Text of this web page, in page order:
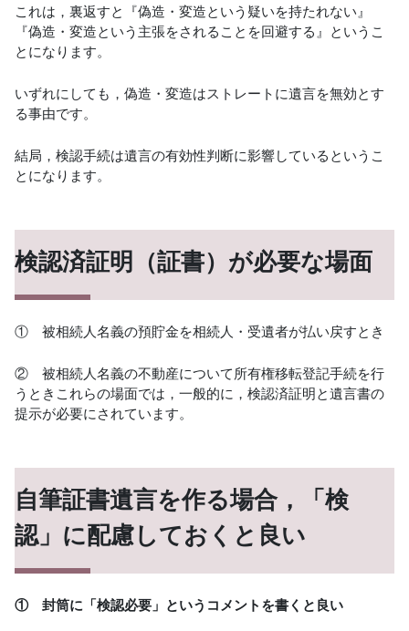
これは，裏返すと『偽造・変造という疑いを持たれない』
『偽造・変造という主張をされることを回避する』というこ
とになります。
いずれにしても，偽造・変造はストレートに遺言を無効とす
る事由です。
結局，検認手続は遺言の有効性判断に影響しているというこ
とになります。
検認済証明（証書）が必要な場面
① 被相続人名義の預貯金を相続人・受遺者が払い戻すとき
② 被相続人名義の不動産について所有権移転登記手続を行
うときこれらの場面では，一般的に，検認済証明と遺言書の
提示が必要にされています。
自筆証書遺言を作る場合，「検
認」に配慮しておくと良い
① 封筒に「検認必要」というコメントを書くと良い